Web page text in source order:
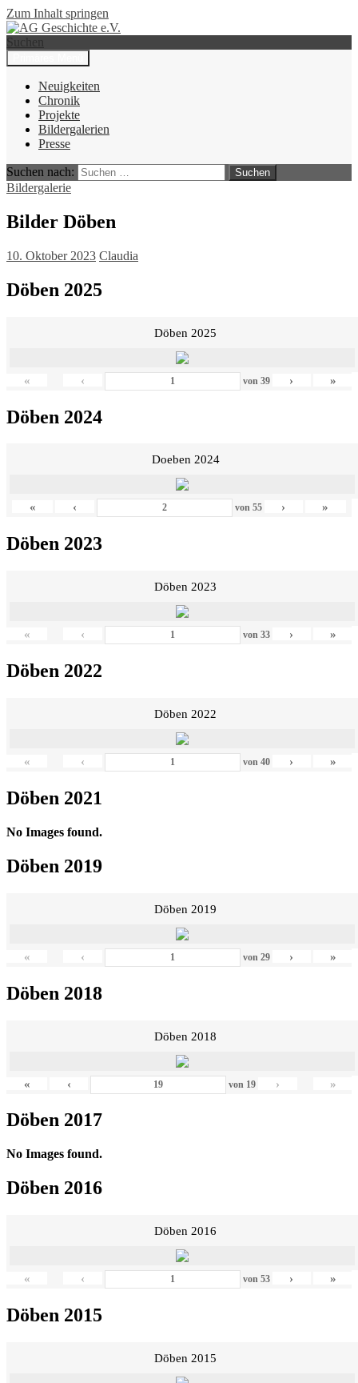
Zum Inhalt springen
AG Geschichte e.V.
Suchen
Neuigkeiten
Chronik
Projekte
Bildergalerien
Presse
Suchen nach:
Bildergalerie
Bilder Döben
10. Oktober 2023 Claudia
Döben 2025
Döben 2025
« ‹ von 39 › »
Döben 2024
Doeben 2024
« ‹ von 55 › »
Döben 2023
Döben 2023
« ‹ von 33 › »
Döben 2022
Döben 2022
« ‹ von 40 › »
Döben 2021
No Images found.
Döben 2019
Döben 2019
« ‹ von 29 › »
Döben 2018
Döben 2018
« ‹ von 19 › »
Döben 2017
No Images found.
Döben 2016
Döben 2016
« ‹ von 53 › »
Döben 2015
Döben 2015